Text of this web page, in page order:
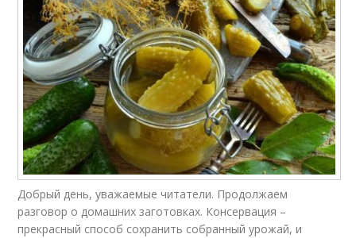
Добрый день, уважаемые читатели. Продолжаем
разговор о домашних заготовках. Консервация –
прекрасный способ сохранить собранный урожай, и